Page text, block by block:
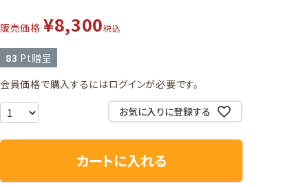
販売価格 ¥8,300税込
83 Pt贈呈
会員価格で購入するにはログインが必要です。
お気に入りに登録する
カートに入れる